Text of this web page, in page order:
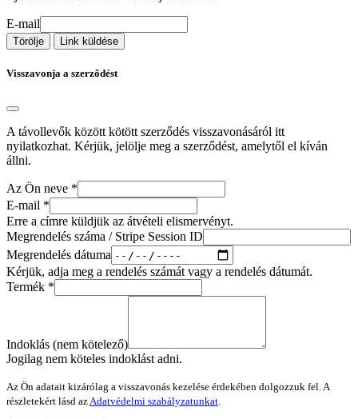
E-mail
Törölje Link küldése
Visszavonja a szerződést
A távollevők között kötött szerződés visszavonásáról itt
nyilatkozhat. Kérjük, jelölje meg a szerződést, amelytől el kíván
állni.
Az Ön neve *
E-mail *
Erre a címre küldjük az átvételi elismervényt.
Megrendelés száma / Stripe Session ID
Megrendelés dátuma
Kérjük, adja meg a rendelés számát vagy a rendelés dátumát.
Termék *
Indoklás (nem kötelező)
Jogilag nem köteles indoklást adni.
Az Ön adatait kizárólag a visszavonás kezelése érdekében dolgozzuk fel. A
részletekért lásd azAdatvédelmi szabályzatunkat.